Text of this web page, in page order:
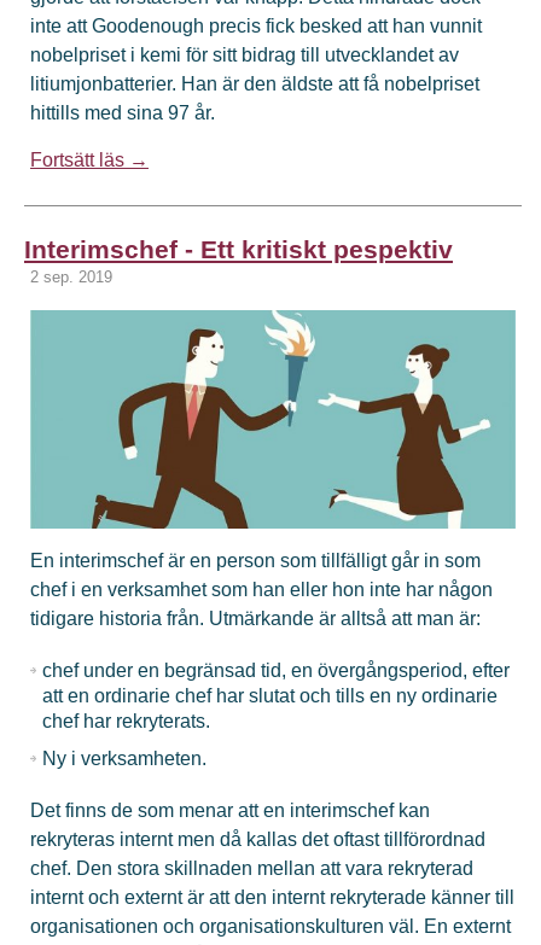
inte att Goodenough precis fick besked att han vunnit
nobelpriset i kemi för sitt bidrag till utvecklandet av
litiumjonbatterier. Han är den äldste att få nobelpriset
hittills med sina 97 år.
Fortsätt läs →
Interimschef - Ett kritiskt pespektiv
2 sep. 2019
En interimschef är en person som tillfälligt går in som
chef i en verksamhet som han eller hon inte har någon
tidigare historia från. Utmärkande är alltså att man är:
chef under en begränsad tid, en övergångsperiod, efter
att en ordinarie chef har slutat och tills en ny ordinarie
chef har rekryterats.
Ny i verksamheten.
Det finns de som menar att en interimschef kan
rekryteras internt men då kallas det oftast tillförordnad
chef. Den stora skillnaden mellan att vara rekryterad
internt och externt är att den internt rekryterade känner till
organisationen och organisationskulturen väl. En externt